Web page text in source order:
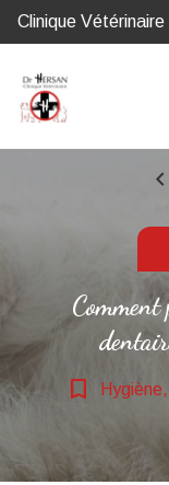
Clinique
chevron_left
bookmark_border